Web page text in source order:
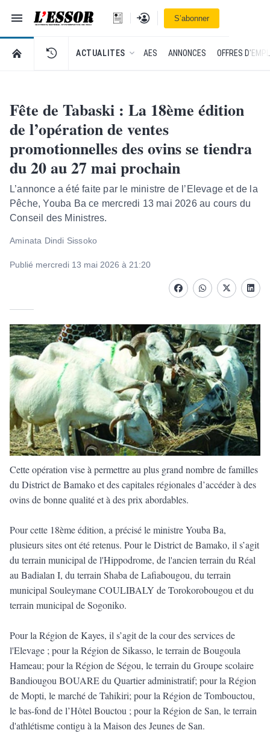
Navigation
L'Essor - retour à la une
Se connecterS’abonner
RETOUR À LA PAGE D’ACCUEIL DE L'ESSOR
ACTUALITES AES ANNONCES OFFRES
Fête de Tabaski : La 18ème édition
de l’opération de ventes
promotionnelles des ovins se tiendra
du 20 au 27 mai prochain
L’annonce a été faite par le ministre de l’Elevage et de la
Pêche, Youba Ba ce mercredi 13 mai 2026 au cours du
Conseil des Ministres.
Aminata Dindi Sissoko
Publié mercredi 13 mai 2026 à 21:20
FacebookwhatsappTwitter
Cette opération vise à permettre au plus grand nombre de familles
du District de Bamako et des capitales régionales d’accéder à des
ovins de bonne qualité et à des prix abordables.
Pour cette 18ème édition, a précisé le ministre Youba Ba,
plusieurs sites ont été retenus. Pour le District de Bamako, il s’agit
du terrain municipal de l'Hippodrome, de l'ancien terrain du Réal
au Badialan I, du terrain Shaba de Lafiabougou, du terrain
municipal Souleymane COULIBALY de Torokorobougou et du
terrain municipal de Sogoniko.
Pour la Région de Kayes, il s’agit de la cour des services de
l'Elevage ; pour la Région de Sikasso, le terrain de Bougoula
Hameau; pour la Région de Ségou, le terrain du Groupe scolaire
Bandiougou BOUARE du Quartier administratif; pour la Région
de Mopti, le marché de Tahikiri; pour la Région de Tombouctou,
le bas-fond de l’Hôtel Bouctou ; pour la Région de San, le terrain
d'athlétisme contigu à la Maison des Jeunes de San.